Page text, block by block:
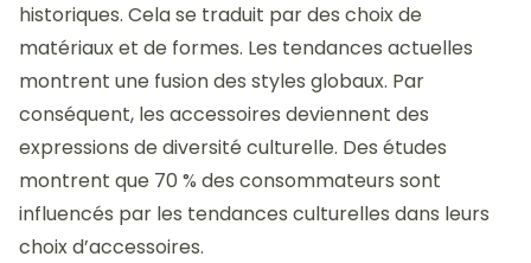
historiques. Cela se traduit par des choix de
matériaux et de formes. Les tendances actuelles
montrent une fusion des styles globaux. Par
conséquent, les accessoires deviennent des
expressions de diversité culturelle. Des études
montrent que 70 % des consommateurs sont
influencés par les tendances culturelles dans leurs
choix d’accessoires.